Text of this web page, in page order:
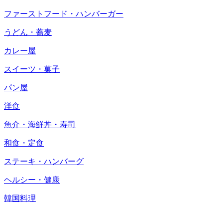
ファーストフード・ハンバーガー
うどん・蕎麦
カレー屋
スイーツ・菓子
パン屋
洋食
魚介・海鮮丼・寿司
和食・定食
ステーキ・ハンバーグ
ヘルシー・健康
韓国料理